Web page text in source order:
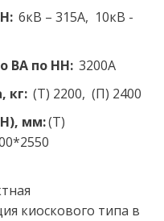
  6кВ – 315А,  10кВ -
ВА по НН:
  3200А
кг:
  (Т) 2200,  (П) 2400
мм: (Т)
киоскового типа в